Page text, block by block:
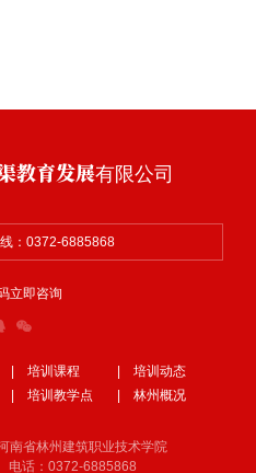
教育发展有限公司
：0372-6885868
立即咨询
| 培训课程
| 培训动态
| 培训教学点
| 林州概况
省林州建筑职业技术学院
电话：0372-6885868